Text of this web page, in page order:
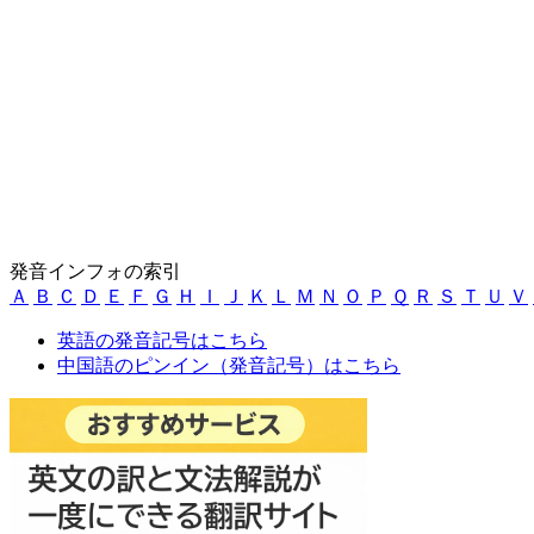
発音インフォの索引
Ａ
Ｂ Ｃ Ｄ Ｅ Ｆ Ｇ Ｈ Ｉ Ｊ Ｋ Ｌ Ｍ Ｎ Ｏ Ｐ Ｑ Ｒ Ｓ Ｔ Ｕ Ｖ
英語の発音記号はこちら
中国語のピンイン（発音記号）はこちら